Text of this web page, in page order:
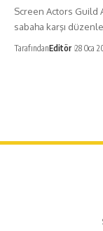
Screen Actors Guild
sabaha karşı
TarafındanEditör 28 Oca